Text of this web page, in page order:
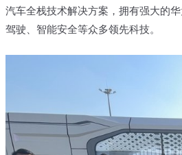
汽车全栈技术解决方案，拥有强大的
驾驶、智能安全等众多领先科技。